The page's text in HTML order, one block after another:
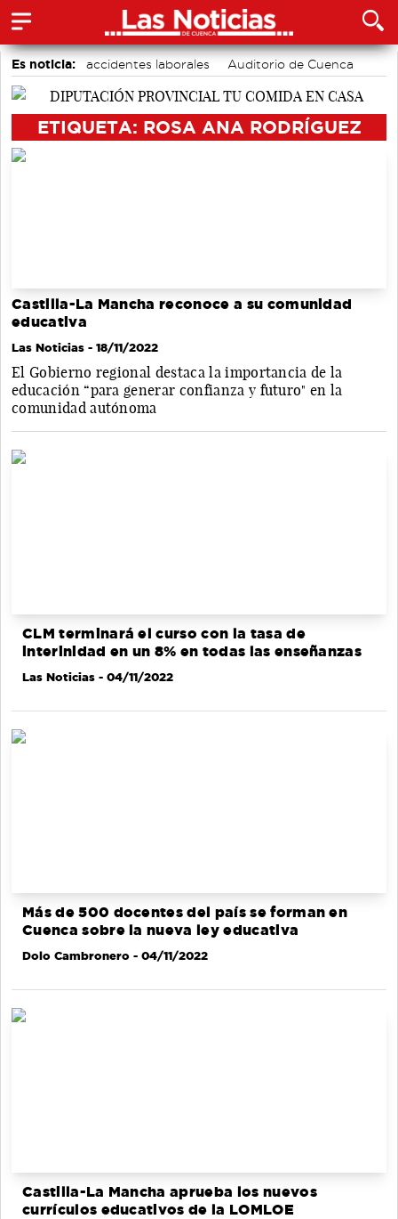
Es noticia: accidentes laborales
Auditorio de Cuenca
Actividades culturales en Cuenca
ETIQUETA: ROSA ANA RODRÍGUEZ
Castilla-La Mancha reconoce a su comunidad
educativa
Las Noticias - 18/11/2022
El Gobierno regional destaca la importancia de la
educación “para generar confianza y futuro" en la
comunidad autónoma
CLM terminará el curso con la tasa de
interinidad en un 8% en todas las enseñanzas
Las Noticias - 04/11/2022
Más de 500 docentes del país se forman en
Cuenca sobre la nueva ley educativa
Dolo Cambronero - 04/11/2022
Castilla-La Mancha aprueba los nuevos
currículos educativos de la LOMLOE